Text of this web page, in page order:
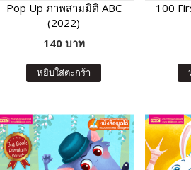
Pop Up ภาพสามมิติ ABC
(2022)
140 บาท
หยิบใส่ตะกร้า
100